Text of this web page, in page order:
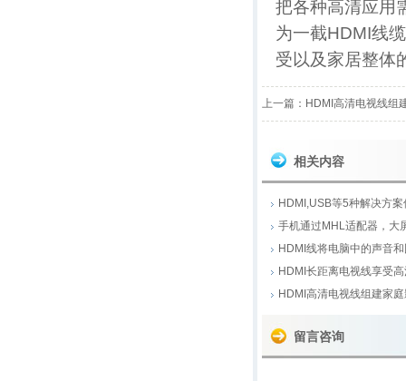
把各种高清应用
为一截HDMI线
受以及家居整体
上一篇： HDMI高清电视线组
相关内容
HDMI,USB等5种解决方
手机通过MHL适配器，大
HDMI线将电脑中的声音
HDMI长距离电视线享受
HDMI高清电视线组建家
留言咨询